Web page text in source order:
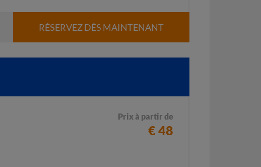
RÉSERVEZ DÈS MAINTENANT
Prix à partir de
€ 48